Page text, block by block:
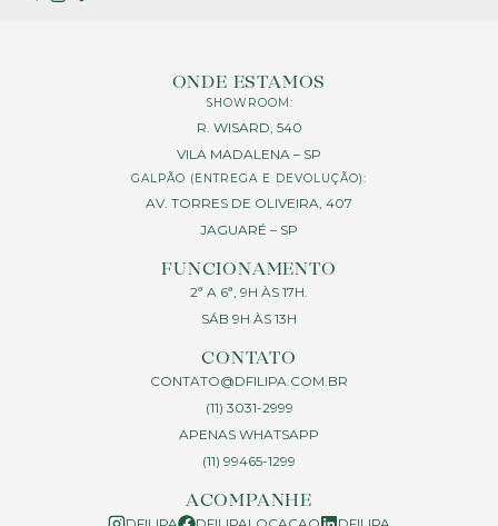
ONDE ESTAMOS
SHOWROOM:
R. WISARD, 540
VILA MADALENA – SP
GALPÃO (ENTREGA E DEVOLUÇÃO):
AV. TORRES DE OLIVEIRA, 407
JAGUARÉ – SP
FUNCIONAMENTO
2ª A 6ª, 9H ÀS 17H.
SÁB 9H ÀS 13H
CONTATO
CONTATO@DFILIPA.COM.BR
(11) 3031-2999
APENAS WHATSAPP
(11) 99465-1299
ACOMPANHE